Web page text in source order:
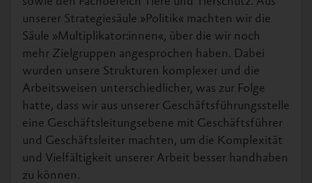
unserer Strategiesäule »Politik« machten wir die
Säule »Multiplikator:innen«, über die wir noch
mehr Zielgruppen angesprochen haben. Dabei
wurden unsere Strukturen komplexer und die
Arbeitsweisen unterschiedlicher, was zur Folge
hatte, dass wir aus unserer Geschäftsführungsstelle
eine Geschäftsleitungsebene mit Geschäftsführer
und Geschäftsleiter machten, um die Komplexität
und Vielfältigkeit unserer Arbeit besser handhaben
zu können.